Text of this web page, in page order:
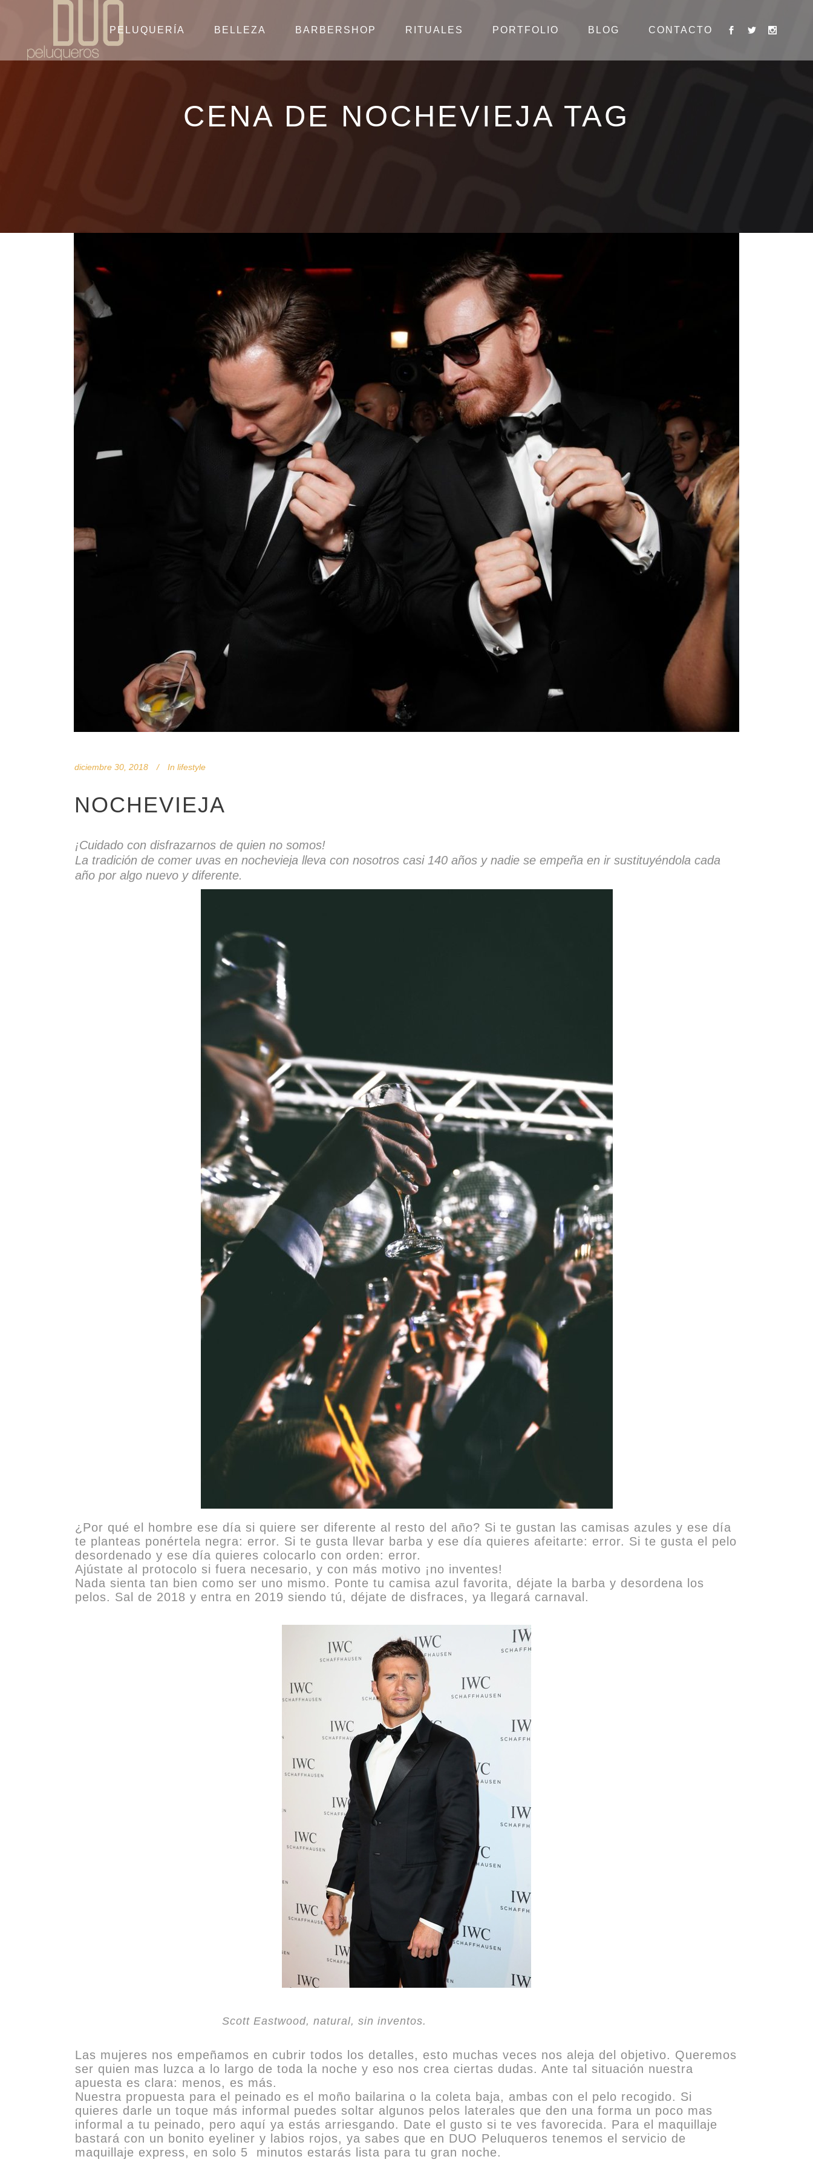
PELUQUERÍA BELLEZA BARBERSHOP RITUALES PORTFOLIO BLOG CONTACTO
CENA DE NOCHEVIEJA TAG
diciembre 30, 2018 In lifestyle
NOCHEVIEJA
¡Cuidado con disfrazarnos de quien no somos!
La tradición de comer uvas en nochevieja lleva con nosotros casi 140 años y nadie se empeña en ir sustituyéndola cada
año por algo nuevo y diferente.
¿Por qué el hombre ese día si quiere ser diferente al resto del año? Si te gustan las camisas azules y ese día
te planteas ponértela negra: error. Si te gusta llevar barba y ese día quieres afeitarte: error. Si te gusta el pelo
desordenado y ese día quieres colocarlo con orden: error.
Ajústate al protocolo si fuera necesario, y con más motivo ¡no inventes!
Nada sienta tan bien como ser uno mismo. Ponte tu camisa azul favorita, déjate la barba y desordena los
pelos. Sal de 2018 y entra en 2019 siendo tú, déjate de disfraces, ya llegará carnaval.
Scott Eastwood, natural, sin inventos.
Las mujeres nos empeñamos en cubrir todos los detalles, esto muchas veces nos aleja del objetivo. Queremos
ser quien mas luzca a lo largo de toda la noche y eso nos crea ciertas dudas. Ante tal situación nuestra
apuesta es clara: menos, es más.
Nuestra propuesta para el peinado es el moño bailarina o la coleta baja, ambas con el pelo recogido. Si
quieres darle un toque más informal puedes soltar algunos pelos laterales que den una forma un poco mas
informal a tu peinado, pero aquí ya estás arriesgando. Date el gusto si te ves favorecida. Para el maquillaje
bastará con un bonito eyeliner y labios rojos, ya sabes que en DUO Peluqueros tenemos el servicio de
maquillaje express, en solo 5 minutos estarás lista para tu gran noche.